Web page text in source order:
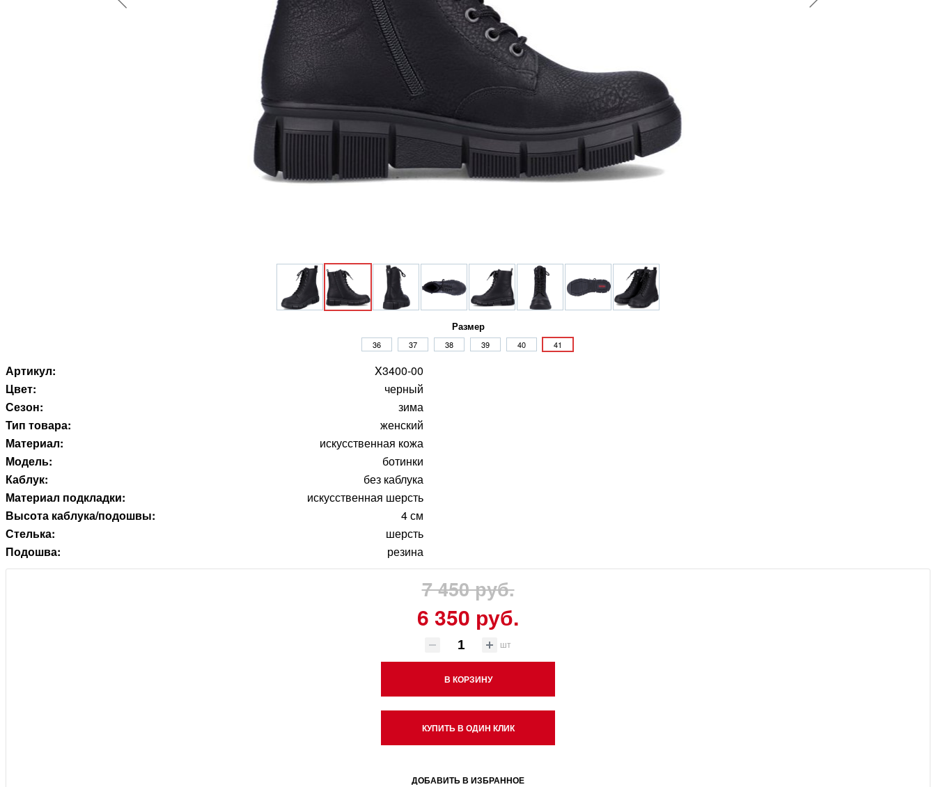
Размер
36 37 38 39 40 41
Артикул:
X3400-00
Цвет:
черный
Сезон:
зима
Тип товара:
женский
Материал:
искусственная кожа
Модель:
ботинки
Каблук:
без каблука
Материал подкладки:
искусственная шерсть
Высота каблука/подошвы:
4 см
Стелька:
шерсть
Подошва:
резина
7 450 руб.
6 350 руб.
шт
В КОРЗИНУ
КУПИТЬ В ОДИН КЛИК
ДОБАВИТЬ В ИЗБРАННОЕ